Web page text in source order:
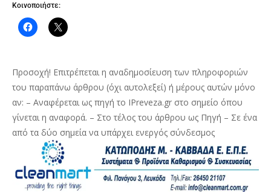
Κοινοποιήστε:
Προσοχή! Επιτρέπεται η αναδημοσίευση των πληροφοριών
του παραπάνω άρθρου (όχι αυτολεξεί) ή μέρους αυτών μόνο
αν: – Αναφέρεται ως πηγή το IPreveza.gr στο σημείο όπου
γίνεται η αναφορά. – Στο τέλος του άρθρου ως Πηγή – Σε ένα
από τα δύο σημεία να υπάρχει ενεργός σύνδεσμος